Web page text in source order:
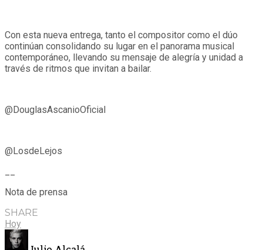
Con esta nueva entrega, tanto el compositor como el dúo
continúan consolidando su lugar en el panorama musical
contemporáneo, llevando su mensaje de alegría y unidad a
través de ritmos que invitan a bailar.
@DouglasAscanioOficial
@LosdeLejos
Nota de prensa
SHARE
Hoy